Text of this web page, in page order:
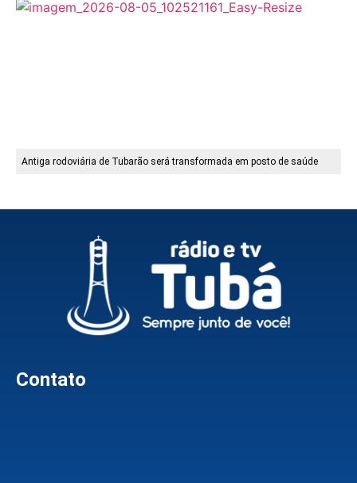
Antiga rodoviária de Tubarão será transformada em posto de saúde
Contato